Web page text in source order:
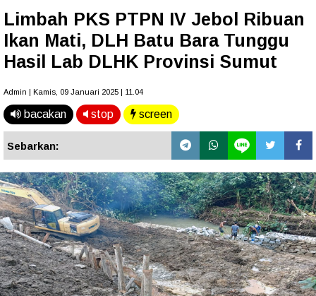
Limbah PKS PTPN IV Jebol Ribuan
Ikan Mati, DLH Batu Bara Tunggu
Hasil Lab DLHK Provinsi Sumut
Admin | Kamis, 09 Januari 2025 | 11.04
bacakan stop screen
Sebarkan: